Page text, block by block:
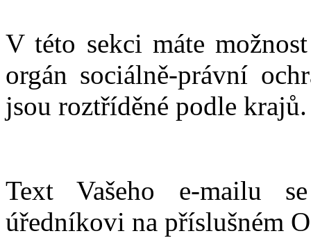
V této sekci máte
orgán sociálně-právní
jsou roztříděné podle krajů.
Text Vašeho e-mailu
úředníkovi na příslušném